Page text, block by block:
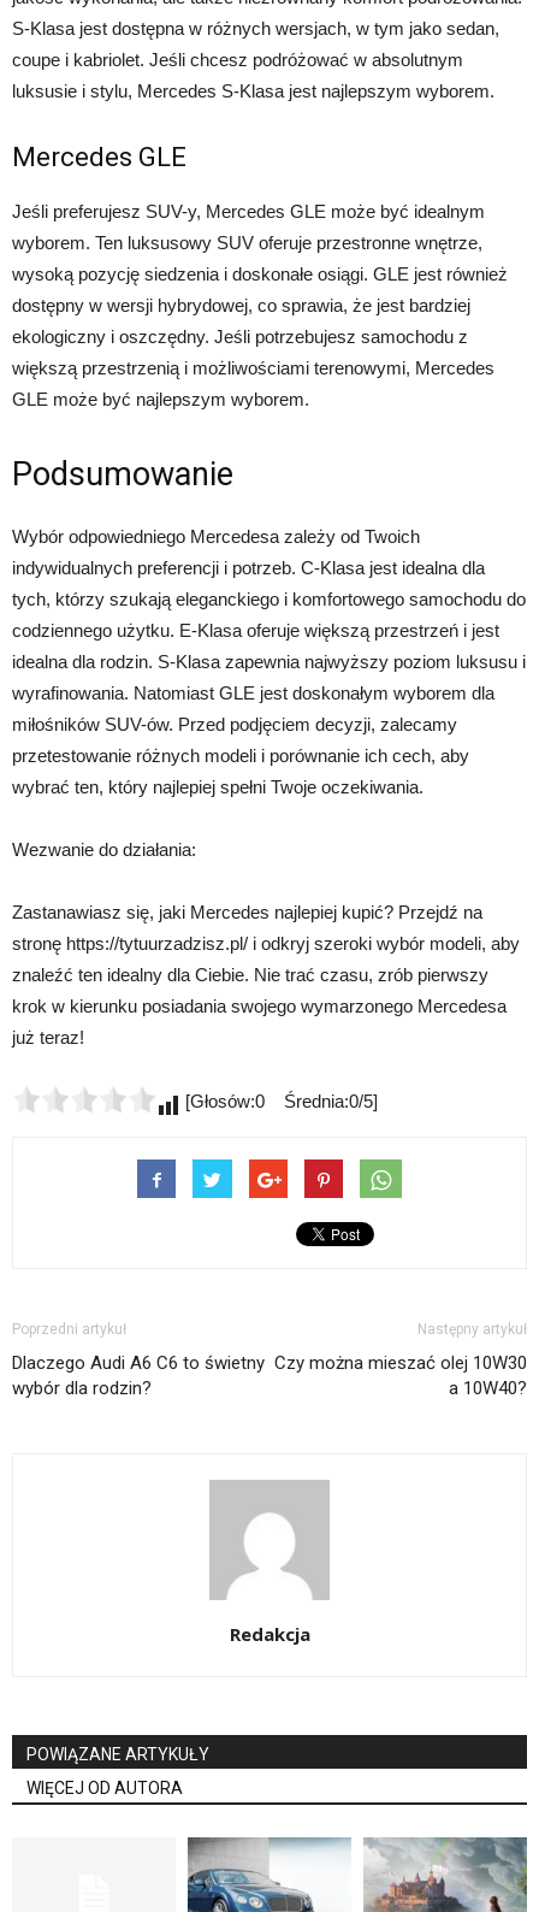
S-Klasa jest dostępna w różnych wersjach, w tym jako sedan,
coupe i kabriolet. Jeśli chcesz podróżować w absolutnym
luksusie i stylu, Mercedes S-Klasa jest najlepszym wyborem.
Mercedes GLE
Jeśli preferujesz SUV-y, Mercedes GLE może być idealnym
wyborem. Ten luksusowy SUV oferuje przestronne wnętrze,
wysoką pozycję siedzenia i doskonałe osiągi. GLE jest również
dostępny w wersji hybrydowej, co sprawia, że jest bardziej
ekologiczny i oszczędny. Jeśli potrzebujesz samochodu z
większą przestrzenią i możliwościami terenowymi, Mercedes
GLE może być najlepszym wyborem.
Podsumowanie
Wybór odpowiedniego Mercedesa zależy od Twoich
indywidualnych preferencji i potrzeb. C-Klasa jest idealna dla
tych, którzy szukają eleganckiego i komfortowego samochodu do
codziennego użytku. E-Klasa oferuje większą przestrzeń i jest
idealna dla rodzin. S-Klasa zapewnia najwyższy poziom luksusu i
wyrafinowania. Natomiast GLE jest doskonałym wyborem dla
miłośników SUV-ów. Przed podjęciem decyzji, zalecamy
przetestowanie różnych modeli i porównanie ich cech, aby
wybrać ten, który najlepiej spełni Twoje oczekiwania.
Wezwanie do działania:
Zastanawiasz się, jaki Mercedes najlepiej kupić? Przejdź na
stronę https://tytuurzadzisz.pl/ i odkryj szeroki wybór modeli, aby
znaleźć ten idealny dla Ciebie. Nie trać czasu, zrób pierwszy
krok w kierunku posiadania swojego wymarzonego Mercedesa
już teraz!
[Głosów:0 Średnia:0/5]
Poprzedni artykuł
Dlaczego Audi A6 C6 to świetny
wybór dla rodzin?
Następny artykuł
Czy można mieszać olej 10W30
a 10W40?
Redakcja
POWIĄZANE ARTYKUŁY
WIĘCEJ OD AUTORA